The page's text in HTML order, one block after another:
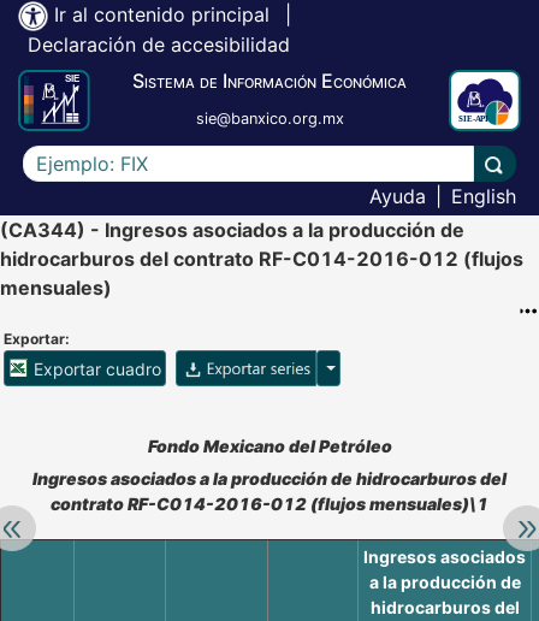
Ir al contenido principal
Declaración de accesibilidad
Sistema de Información Económica
sie@banxico.org.mx
Escriba el texto a buscar
Ayuda
English
(CA344) - Ingresos asociados a la producción de
hidrocarburos del contrato RF-C014-2016-012 (flujos
mensuales)
Exportar:
Exportar cuadro Opciones para exportar
Retroceder:
Accesibilidad de Cuadros Analíticos, al exportar el cuadro
Fondo Mexicano del Petróleo
Ingresos asociados a la producción de hidrocarburos del
contrato RF-C014-2016-012 (flujos mensuales)\1
Ingresos asociados
a la producción de
hidrocarburos del